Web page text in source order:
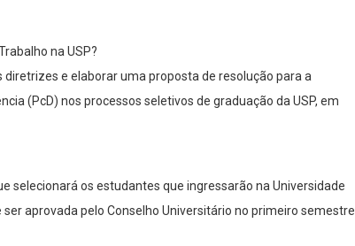
na USP?
e elaborar uma proposta de resolução para a
(PcD) nos processos seletivos de graduação da USP, em
selecionará os estudantes que ingressarão na Universidade
aprovada pelo Conselho Universitário no primeiro semestre